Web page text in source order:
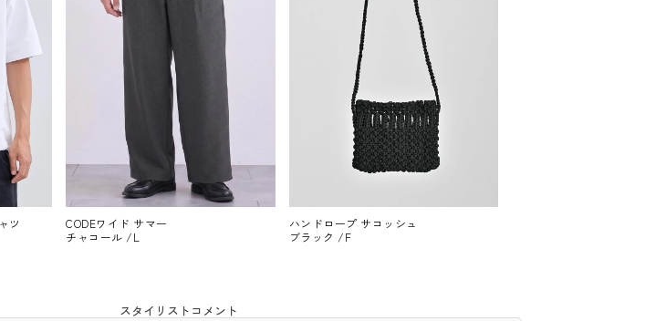
ツ
CODEワイド サマー
チャコール /L
ハンドロープ サコッシュ
ブラック /F
スタイリストコメント